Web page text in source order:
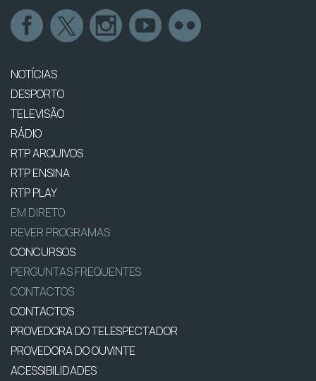
NOTÍCIAS
DESPORTO
TELEVISÃO
RÁDIO
RTP ARQUIVOS
RTP ENSINA
RTP PLAY
EM DIRETO
REVER PROGRAMAS
CONCURSOS
PERGUNTAS FREQUENTES
CONTACTOS
CONTACTOS
PROVEDORA DO TELESPECTADOR
PROVEDORA DO OUVINTE
ACESSIBILIDADES